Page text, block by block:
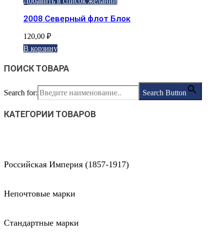
2008 Северный флот Блок
120,00 ₽
В корзину
ПОИСК ТОВАРА
Search for: Search Button
КАТЕГОРИИ ТОВАРОВ
Российская Империя (1857-1917)
Непочтовые марки
Стандартные марки